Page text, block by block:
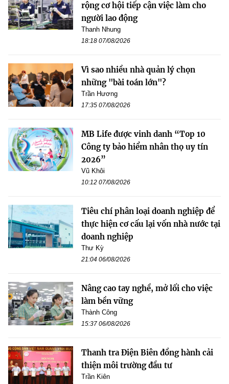
rộng cơ hội tiếp cận việc làm cho
người lao động
Thanh Nhung
18:18 07/08/2026
Vì sao nhiều nhà quản lý chọn
những "bài toán lớn"?
Trần Hương
17:35 07/08/2026
MB Life được vinh danh “Top 10
Công ty bảo hiểm nhân thọ uy tín
2026”
Vũ Khôi
10:12 07/08/2026
Tiêu chí phân loại doanh nghiệp để
thực hiện cơ cấu lại vốn nhà nước tại
doanh nghiệp
Thư Kỳ
21:04 06/08/2026
Nâng cao tay nghề, mở lối cho việc
làm bền vững
Thành Công
15:37 06/08/2026
Thanh tra Điện Biên đồng hành cải
thiện môi trường đầu tư
Trần Kiên